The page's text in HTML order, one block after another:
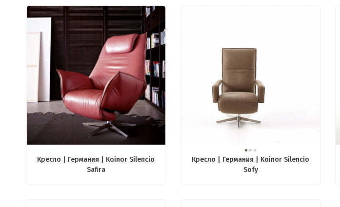
Кресло | Германия | Koinor Silencio
Safira
Кресло | Германия | Koinor Silencio
Sofy